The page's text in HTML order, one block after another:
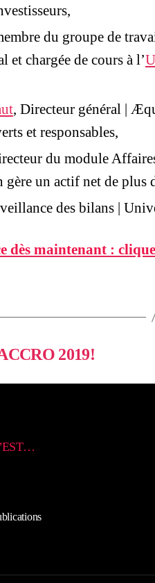
du groupe de
et chargée de cours à l’
, Directeur général |
et responsables,
du module
gère un actif net de plus
des bilans |
dès maintenant :
2019!